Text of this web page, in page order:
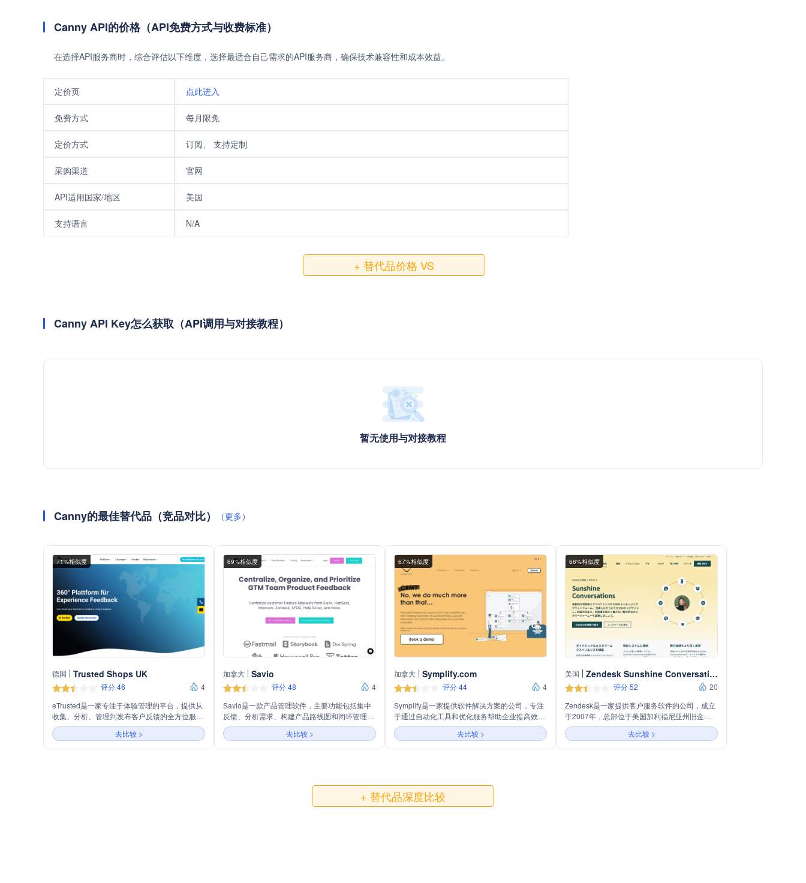
Canny API的价格（API免费方式与收费标准）
在选择API服务商时，综合评估以下维度，选择最适合自己需求的API服务商，确保技术兼容性和成本效益。
定价页 点此进入
免费方式 每月限免
定价方式 订阅、 支持定制
采购渠道 官网
API适用国家/地区 美国
支持语言 N/A
+ 替代品价格 VS
Canny API Key怎么获取（API调用与对接教程）
暂无使用与对接教程
Canny的最佳替代品（竞品对比） （更多）
71%相似度
德国 Trusted Shops UK
评分 46
4
eTrusted是一家专注于体验管理的平台，提供从
收集、分析、管理到发布客户反馈的全方位服
务。公司主营业务包括客户体验反馈、员工体验
反馈和情境体验反馈，旨在通过真实反馈优化客
户体验，提升企业声誉和效率。
去比较 >
69%相似度
加拿大 Savio
评分 48
4
Savio是一款产品管理软件，主要功能包括集中
反馈、分析需求、构建产品路线图和闭环管理。
它通过集成工具收集产品反馈，帮助企业优先考
虑最有价值的功能，获得利益相关者的认同，并
降低客户流失率。Savio支持从HubSpot或
去比较 >
67%相似度
加拿大 Symplify.com
评分 44
4
Symplify是一家提供软件解决方案的公司，专注
于通过自动化工具和优化服务帮助企业提高效率
和质量。主营业务包括软件开发、自动化测试和
性能优化，旨在简化复杂的IT流程，让客户能够
专注于核心业务。
去比较 >
66%相似度
美国 Zendesk Sunshine Conversations
评分 52
20
Zendesk是一家提供客户服务软件的公司，成立
于2007年，总部位于美国加利福尼亚州旧金
山。公司通过其云基础平台，帮助企业与客户进
行更有效的沟通和互动，提高客户满意度和忠诚
度。Zendesk的产品包括客户支持、客户参与、
去比较 >
+ 替代品深度比较